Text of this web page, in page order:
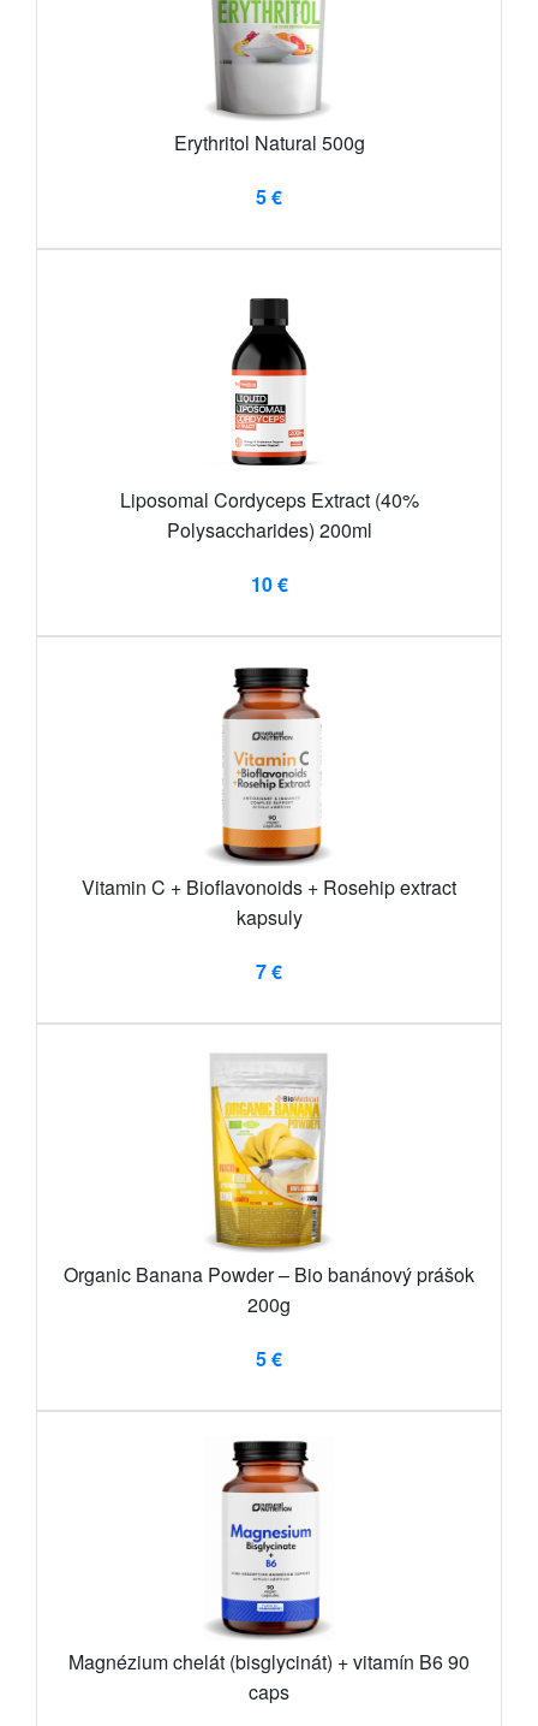
Erythritol Natural 500g
5 €
Liposomal Cordyceps Extract (40%
Polysaccharides) 200ml
10 €
Vitamin C + Bioflavonoids + Rosehip extract
kapsuly
7 €
Organic Banana Powder – Bio banánový prášok
200g
5 €
Magnézium chelát (bisglycinát) + vitamín B6 90
caps